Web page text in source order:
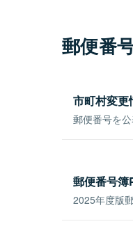
郵便番
市町村変更
郵便番号を
郵便番号簿
2025年度版